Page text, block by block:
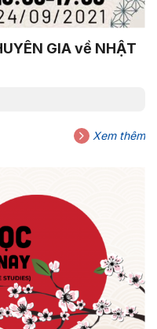
GIA về NHẬT
Xem thêm